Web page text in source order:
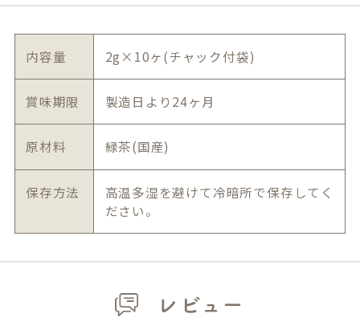
内容量 2g×10ヶ(チャック付袋)
賞味期限 製造日より24ヶ月
原材料 緑茶(国産)
保存方法
高温多湿を避けて冷暗所で保存してく
ださい。
レビュー